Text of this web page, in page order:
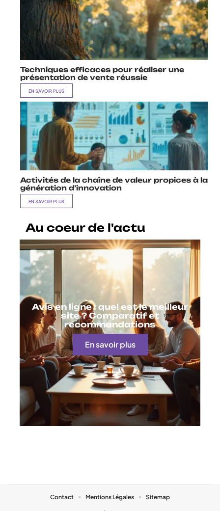
Techniques efficaces pour réaliser une
présentation de vente réussie
EN SAVOIR PLUS
Activités de la chaîne de valeur propices à la
génération d’innovation
EN SAVOIR PLUS
Au coeur de l'actu
Avis en ligne : quel est le meilleur
site ? Comparatif et
recommandations
En savoir plus
Contact Mentions Légales Sitemap